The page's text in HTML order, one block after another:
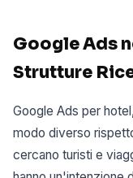
Google Ads
Strutture
Google Ads per
modo diverso
cercano turisti e